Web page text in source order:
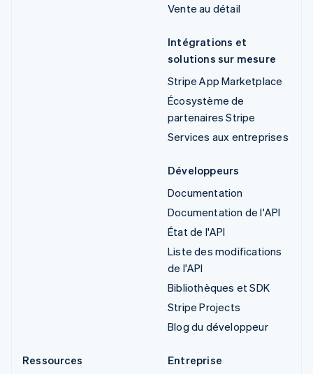
Vente au détail
Intégrations et
solutions sur mesure
Stripe App Marketplace
Écosystème de
partenaires Stripe
Services aux entreprises
Développeurs
Documentation
Documentation de l'API
État de l'API
Liste des modifications
de l'API
Bibliothèques et SDK
Stripe Projects
Blog du développeur
Ressources
Entreprise